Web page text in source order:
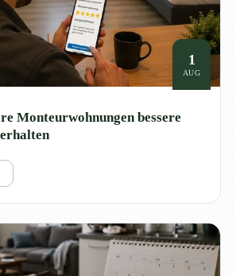
1
AUG
Monteurwohnungen bessere